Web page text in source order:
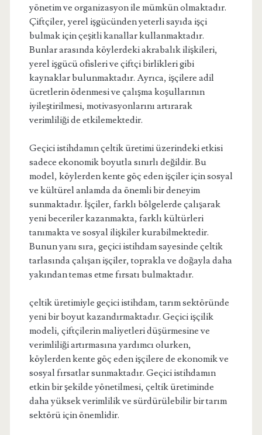
yönetim ve organizasyon ile mümkün olmaktadır.
Çiftçiler, yerel işgücünden yeterli sayıda işçi
bulmak için çeşitli kanallar kullanmaktadır.
Bunlar arasında köylerdeki akrabalık ilişkileri,
yerel işgücü ofisleri ve çiftçi birlikleri gibi
kaynaklar bulunmaktadır. Ayrıca, işçilere adil
ücretlerin ödenmesi ve çalışma koşullarının
iyileştirilmesi, motivasyonlarını artırarak
verimliliği de etkilemektedir.
Geçici istihdamın çeltik üretimi üzerindeki etkisi
sadece ekonomik boyutla sınırlı değildir. Bu
model, köylerden kente göç eden işçiler için sosyal
ve kültürel anlamda da önemli bir deneyim
sunmaktadır. İşçiler, farklı bölgelerde çalışarak
yeni beceriler kazanmakta, farklı kültürleri
tanımakta ve sosyal ilişkiler kurabilmektedir.
Bunun yanı sıra, geçici istihdam sayesinde çeltik
tarlasında çalışan işçiler, toprakla ve doğayla daha
yakından temas etme fırsatı bulmaktadır.
çeltik üretimiyle geçici istihdam, tarım sektöründe
yeni bir boyut kazandırmaktadır. Geçici işçilik
modeli, çiftçilerin maliyetleri düşürmesine ve
verimliliği artırmasına yardımcı olurken,
köylerden kente göç eden işçilere de ekonomik ve
sosyal fırsatlar sunmaktadır. Geçici istihdamın
etkin bir şekilde yönetilmesi, çeltik üretiminde
daha yüksek verimlilik ve sürdürülebilir bir tarım
sektörü için önemlidir.